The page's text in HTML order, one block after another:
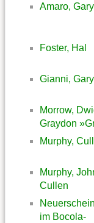
Amaro, Gary
Foster, Hal
Gianni, Gary
Morrow,
Graydon
Murphy,
Murphy,
Cullen
im Bocola-